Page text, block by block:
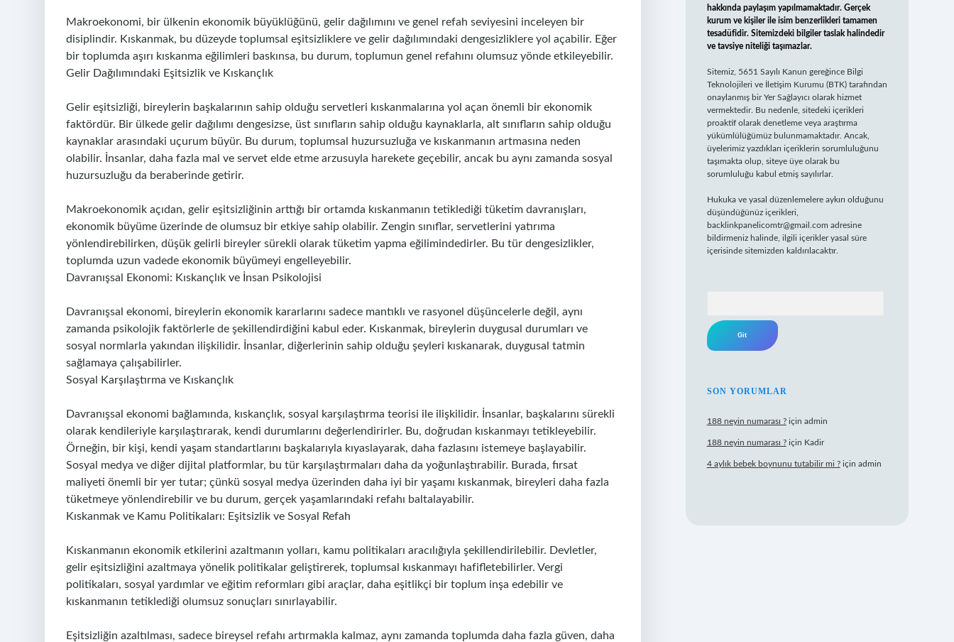
Makroekonomi, bir ülkenin ekonomik büyüklüğünü, gelir dağılımını ve genel refah seviyesini inceleyen bir
disiplindir. Kıskanmak, bu düzeyde toplumsal eşitsizliklere ve gelir dağılımındaki dengesizliklere yol açabilir. Eğer
bir toplumda aşırı kıskanma eğilimleri baskınsa, bu durum, toplumun genel refahını olumsuz yönde etkileyebilir.
Gelir Dağılımındaki Eşitsizlik ve Kıskançlık
Gelir eşitsizliği, bireylerin başkalarının sahip olduğu servetleri kıskanmalarına yol açan önemli bir ekonomik
faktördür. Bir ülkede gelir dağılımı dengesizse, üst sınıfların sahip olduğu kaynaklarla, alt sınıfların sahip olduğu
kaynaklar arasındaki uçurum büyür. Bu durum, toplumsal huzursuzluğa ve kıskanmanın artmasına neden
olabilir. İnsanlar, daha fazla mal ve servet elde etme arzusuyla harekete geçebilir, ancak bu aynı zamanda sosyal
huzursuzluğu da beraberinde getirir.
Makroekonomik açıdan, gelir eşitsizliğinin arttığı bir ortamda kıskanmanın tetiklediği tüketim davranışları,
ekonomik büyüme üzerinde de olumsuz bir etkiye sahip olabilir. Zengin sınıflar, servetlerini yatırıma
yönlendirebilirken, düşük gelirli bireyler sürekli olarak tüketim yapma eğilimindedirler. Bu tür dengesizlikler,
toplumda uzun vadede ekonomik büyümeyi engelleyebilir.
Davranışsal Ekonomi: Kıskançlık ve İnsan Psikolojisi
Davranışsal ekonomi, bireylerin ekonomik kararlarını sadece mantıklı ve rasyonel düşüncelerle değil, aynı
zamanda psikolojik faktörlerle de şekillendirdiğini kabul eder. Kıskanmak, bireylerin duygusal durumları ve
sosyal normlarla yakından ilişkilidir. İnsanlar, diğerlerinin sahip olduğu şeyleri kıskanarak, duygusal tatmin
sağlamaya çalışabilirler.
Sosyal Karşılaştırma ve Kıskançlık
Davranışsal ekonomi bağlamında, kıskançlık, sosyal karşılaştırma teorisi ile ilişkilidir. İnsanlar, başkalarını sürekli
olarak kendileriyle karşılaştırarak, kendi durumlarını değerlendirirler. Bu, doğrudan kıskanmayı tetikleyebilir.
Örneğin, bir kişi, kendi yaşam standartlarını başkalarıyla kıyaslayarak, daha fazlasını istemeye başlayabilir.
Sosyal medya ve diğer dijital platformlar, bu tür karşılaştırmaları daha da yoğunlaştırabilir. Burada, fırsat
maliyeti önemli bir yer tutar; çünkü sosyal medya üzerinden daha iyi bir yaşamı kıskanmak, bireyleri daha fazla
tüketmeye yönlendirebilir ve bu durum, gerçek yaşamlarındaki refahı baltalayabilir.
Kıskanmak ve Kamu Politikaları: Eşitsizlik ve Sosyal Refah
Kıskanmanın ekonomik etkilerini azaltmanın yolları, kamu politikaları aracılığıyla şekillendirilebilir. Devletler,
gelir eşitsizliğini azaltmaya yönelik politikalar geliştirerek, toplumsal kıskanmayı hafifletebilirler. Vergi
politikaları, sosyal yardımlar ve eğitim reformları gibi araçlar, daha eşitlikçi bir toplum inşa edebilir ve
kıskanmanın tetiklediği olumsuz sonuçları sınırlayabilir.
Eşitsizliğin azaltılması, sadece bireysel refahı artırmakla kalmaz, aynı zamanda toplumda daha fazla güven, daha
hakkında paylaşım yapılmamaktadır. Gerçek
kurum ve kişiler ile isim benzerlikleri tamamen
tesadüfidir. Sitemizdeki bilgiler taslak halindedir
ve tavsiye niteliği taşımazlar.
Sitemiz, 5651 Sayılı Kanun gereğince Bilgi
Teknolojileri ve İletişim Kurumu (BTK) tarafından
onaylanmış bir Yer Sağlayıcı olarak hizmet
vermektedir. Bu nedenle, sitedeki içerikleri
proaktif olarak denetleme veya araştırma
yükümlülüğümüz bulunmamaktadır. Ancak,
üyelerimiz yazdıkları içeriklerin sorumluluğunu
taşımakta olup, siteye üye olarak bu
sorumluluğu kabul etmiş sayılırlar.
Hukuka ve yasal düzenlemelere aykırı olduğunu
düşündüğünüz içerikleri,
backlinkpanelicomtr@gmail.com adresine
bildirmeniz halinde, ilgili içerikler yasal süre
içerisinde sitemizden kaldırılacaktır.
SON YORUMLAR
188 neyin numarası ?için admin
188 neyin numarası ?için Kadir
4 aylık bebek boynunu tutabilir mi ?için admin